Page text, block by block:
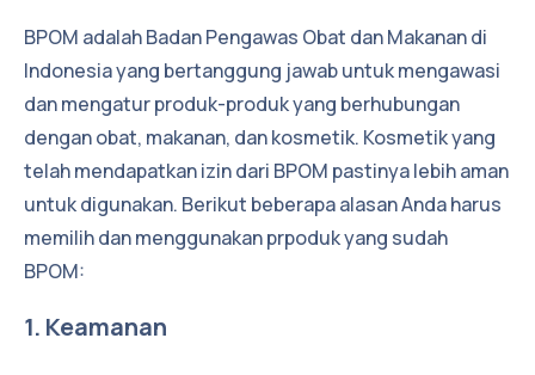
BPOM adalah Badan Pengawas Obat dan Makanan di
Indonesia yang bertanggung jawab untuk mengawasi
dan mengatur produk-produk yang berhubungan
dengan obat, makanan, dan kosmetik. Kosmetik yang
telah mendapatkan izin dari BPOM pastinya lebih aman
untuk digunakan. Berikut beberapa alasan Anda harus
memilih dan menggunakan prpoduk yang sudah
BPOM:
1. Keamanan